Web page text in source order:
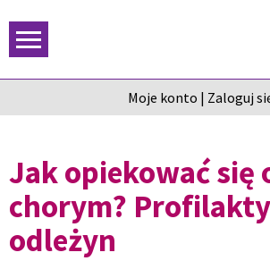
Moje konto | Zaloguj
Jak opiekować się
chorym?
odleżyn